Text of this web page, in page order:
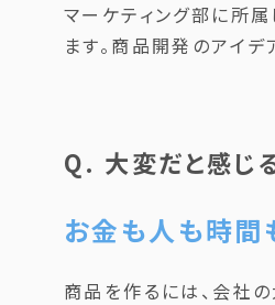
マーケティング部に所
ます。商品開発のアイ
Q. 大変だと感じ
お金も人も時間
商品を作るには、会社